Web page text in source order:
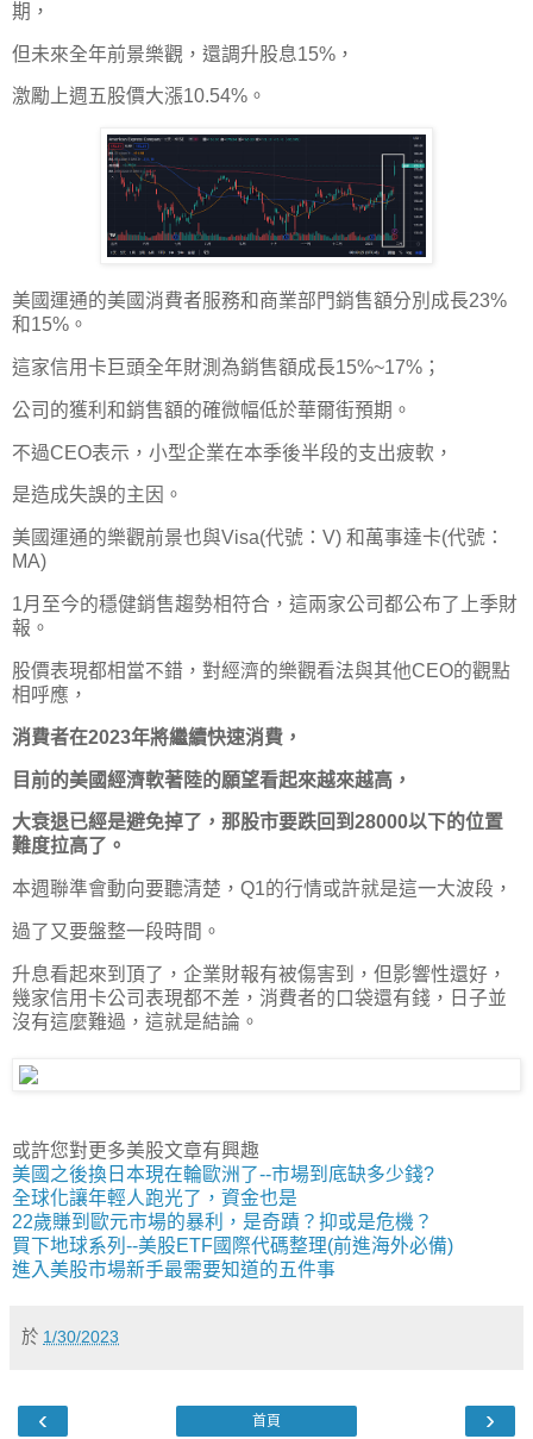
期，
但未來全年前景樂觀，還調升股息15%，
激勵上週五股價大漲10.54%。
美國運通的美國消費者服務和商業部門銷售額分別成長23%
和15%。
這家信用卡巨頭全年財測為銷售額成長15%~17%；
公司的獲利和銷售額的確微幅低於華爾街預期。
不過CEO表示，小型企業在本季後半段的支出疲軟，
是造成失誤的主因。
美國運通的樂觀前景也與Visa(代號：V) 和萬事達卡(代號：
MA)
1月至今的穩健銷售趨勢相符合，這兩家公司都公布了上季財
報。
股價表現都相當不錯，對經濟的樂觀看法與其他CEO的觀點
相呼應，
消費者在2023年將繼續快速消費，
目前的美國經濟軟著陸的願望看起來越來越高，
大衰退已經是避免掉了，那股市要跌回到28000以下的位置
難度拉高了。
本週聯準會動向要聽清楚，Q1的行情或許就是這一大波段，
過了又要盤整一段時間。
升息看起來到頂了，企業財報有被傷害到，但影響性還好，
幾家信用卡公司表現都不差，消費者的口袋還有錢，日子並
沒有這麼難過，這就是結論。
或許您對更多美股文章有興趣
美國之後換日本現在輪歐洲了--市場到底缺多少錢?
全球化讓年輕人跑光了，資金也是
22歲賺到歐元市場的暴利，是奇蹟？抑或是危機？
買下地球系列--美股ETF國際代碼整理(前進海外必備)
進入美股市場新手最需要知道的五件事
於 1/30/2023
‹ ›
首頁